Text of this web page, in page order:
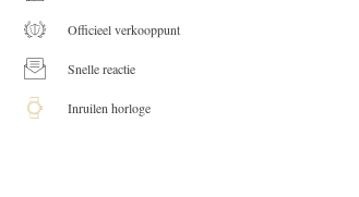
Officieel verkooppunt
Snelle reactie
Inruilen horloge